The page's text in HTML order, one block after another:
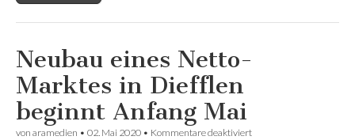
Neubau eines Netto-
Marktes in Diefflen
beginnt Anfang Mai
von aramedien • 02. Mai 2020 • Kommentare deaktiviert